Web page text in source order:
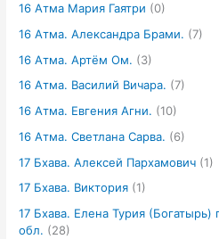
16 Атма Мария Гаятри (0)
16 Атма. Александра Брами. (7)
16 Атма. Артём Ом. (3)
16 Атма. Василий Вичара. (7)
16 Атма. Евгения Агни. (10)
16 Атма. Светлана Сарва. (6)
17 Бхава. Алексей Пархамович (1)
17 Бхава. Виктория (1)
17 Бхава. Елена Турия (Богатырь)
обл. (28)